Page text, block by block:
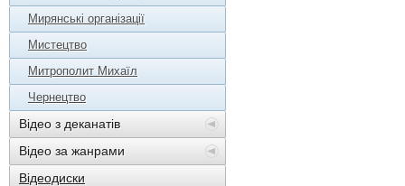
Мирянські організації
Мистецтво
Митрополит Михаїл
Чернецтво
Відео з деканатів
Відео за жанрами
Відеодиски